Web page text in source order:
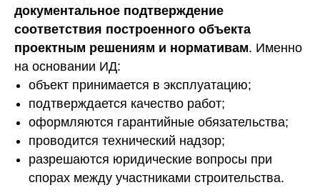
документальное подтверждение
соответствия построенного объекта
проектным решениям и нормативам. Именно
на основании ИД:
объект принимается в эксплуатацию;
подтверждается качество работ;
оформляются гарантийные обязательства;
проводится технический надзор;
разрешаются юридические вопросы при
спорах между участниками строительства.